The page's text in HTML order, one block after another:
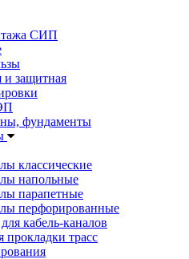
СИП
и защитная
фундаменты
классические
напольные
парапетные
перфорированные
кабель-каналов
прокладки трасс